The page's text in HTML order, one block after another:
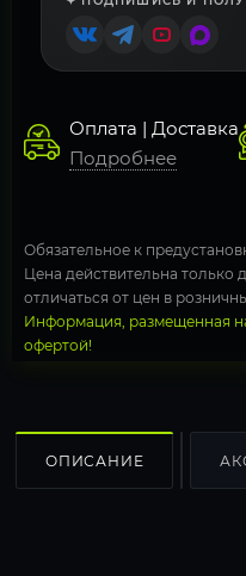
Оплата | Доставка
Подробнее
Обязательное к
Цена действительна только
отличаться от цен в
Информация, размещенная
офертой!
ОПИСАНИЕ